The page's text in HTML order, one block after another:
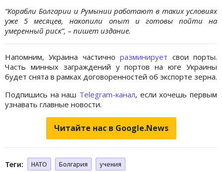
“Корабли Болгарии и Румынии работают в таких условиях
уже 5 месяцев, накопили опыт и готовы пойти на
умеренный риск”, – пишет издание.
Напомним, Украина частичноразминирует свои порты.
Часть минных заграждений у портов на юге Украины
будет снята в рамках договоренностей об экспорте зерна.
Подпишись на наш Telegram-канал, если хочешь первым
узнавать главные новости.
Читайте нас в Google.News
Теги: НАТО Болгария учения